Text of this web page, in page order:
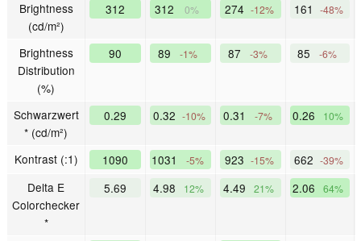
Brightness
(cd/m²)
312 312 0% 274 -12% 161 -48%
Brightness
Distribution
(%)
90 89 -1% 87 -3% 85 -6%
Schwarzwert
* (cd/m²)
0.29 0.32 -10% 0.31 -7% 0.26 10%
Kontrast (:1) 1090 1031 -5% 923 -15% 662 -39%
Delta E
Colorchecker
*
5.69 4.98 12% 4.49 21% 2.06 64%